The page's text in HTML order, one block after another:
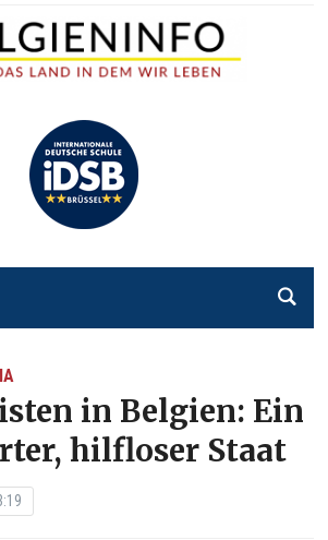
in Belgien: Ein
hilfloser Staat